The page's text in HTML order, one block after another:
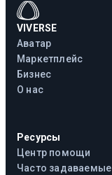
VIVERSE
Аватар
Маркетплейс
Бизнес
О нас
Ресурсы
Центр помощи
Часто задаваемые